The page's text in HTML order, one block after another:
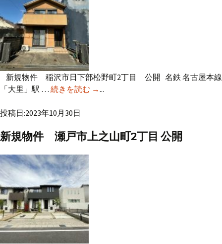
新規物件 稲沢市日下部松野町2丁目 公開 名鉄 名古屋本線
「大里」駅 … 続きを読む 新規物件 稲沢市日下部松野町2丁
→...
投稿日:2023年10月30日
新規物件 瀬戸市上之山町2丁目 公開